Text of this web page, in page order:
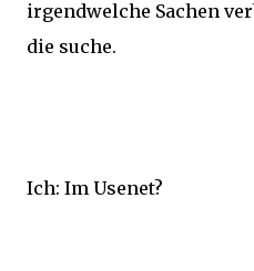
irgendwelche Sachen
die suche.
Ich: Im Usenet?